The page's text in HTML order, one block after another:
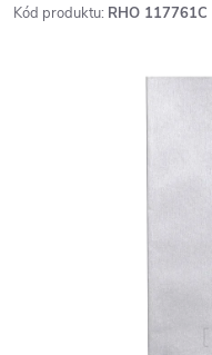
Kód produktu: RHO 117761C